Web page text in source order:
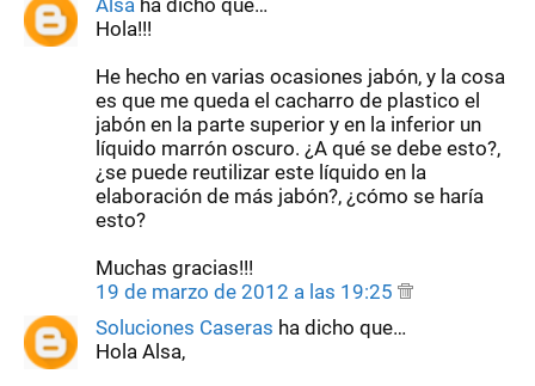
Alsa ha dicho que…
Hola!!!
He hecho en varias ocasiones jabón, y la cosa
es que me queda el cacharro de plastico el
jabón en la parte superior y en la inferior un
líquido marrón oscuro. ¿A qué se debe esto?,
¿se puede reutilizar este líquido en la
elaboración de más jabón?, ¿cómo se haría
esto?
Muchas gracias!!!
19 de marzo de 2012 a las 19:25
Soluciones Caseras ha dicho que…
Hola Alsa,